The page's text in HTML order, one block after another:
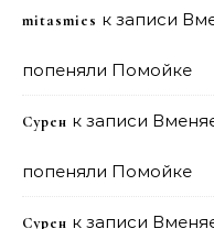
mitasmies к записи
попеняли Помойке
Сурен к записи
попеняли Помойке
Сурен к записи